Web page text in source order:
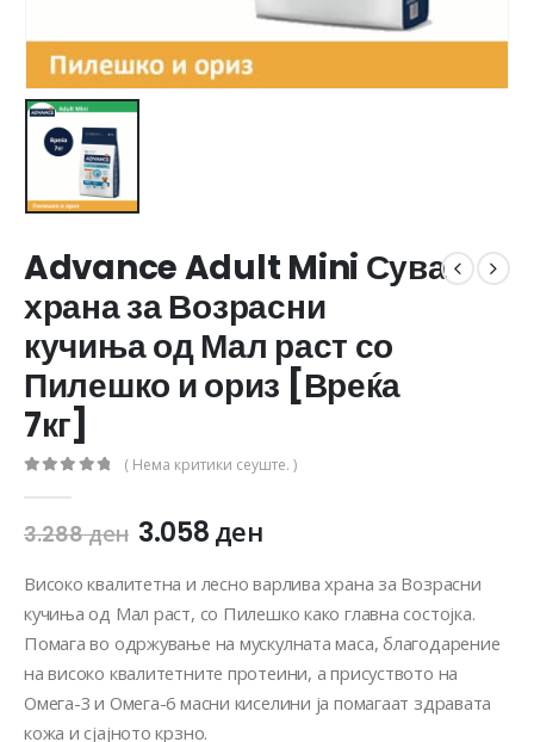
Advance Adult Mini Сува
храна за Возрасни
кучиња од Мал раст со
Пилешко и ориз [Вреќа
7кг]
( Нема критики сеуште. )
3.288ден 3.058ден
Високо квалитетна и лесно варлива храна за Возрасни
кучиња од Мал раст, со Пилешко како главна состојка.
Помага во одржување на мускулната маса, благодарение
на високо квалитетните протеини, а присуството на
Омега-3 и Омега-6 масни киселини ја помагаат здравата
кожа и сјајното крзно.